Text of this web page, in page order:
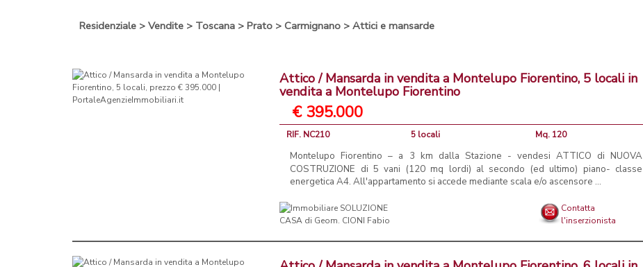
Residenziale > Vendite > Toscana > Prato > Carmignano > Attici e mansarde
Attico / Mansarda in vendita a Montelupo Fiorentino, 5 locali in
vendita a Montelupo Fiorentino
€ 395.000
RIF. NC210 5 locali Mq. 120
Montelupo Fiorentino – a 3 km dalla Stazione - vendesi ATTICO di NUOVA
COSTRUZIONE di 5 vani (120 mq lordi) al secondo (ed ultimo) piano- classe
energetica A4. All'appartamento si accede mediante scala e/o ascensore ...
Contatta
l'inserzionista